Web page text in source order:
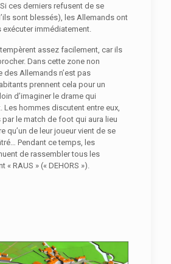
ces derniers refusent de se
sont blessés), les Allemands ont
immédiatement.
assez facilement, car ils
Dans cette zone non
des Allemands n’est pas
prennent cela pour un
d’imaginer le drame qui
Les hommes discutent entre eux,
le match de foot qui aura lieu
qu’un de leur joueur vient de se
Pendant ce temps, les
de rassembler tous les
RAUS » (« DEHORS »).